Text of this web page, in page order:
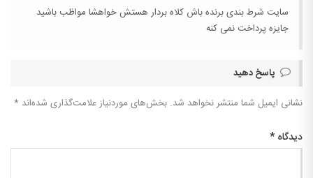
سایت شرط بندی برنده باش کلاه بردار هستش خواهشا مواظب باشید
جایزه پرداخت نمی کنه
پاسخ دهید
نشانی ایمیل شما منتشر نخواهد شد. بخش‌های موردنیاز علامت‌گذاری شده‌اند *
دیدگاه *